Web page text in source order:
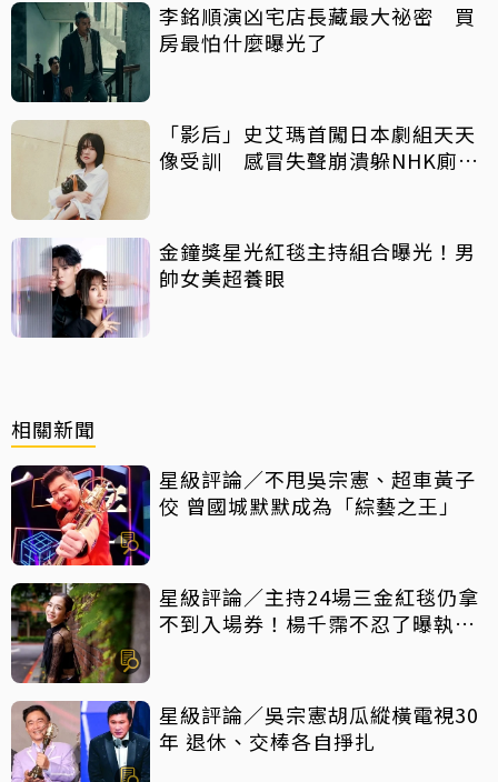
李銘順演凶宅店長藏最大祕密 買
房最怕什麼曝光了
「影后」史艾瑪首闖日本劇組天天
像受訓 感冒失聲崩潰躲NHK廁所
金鐘獎星光紅毯主持組合曝光！男
帥女美超養眼
相關新聞
星級評論／不甩吳宗憲、超車黃子
佼 曾國城默默成為「綜藝之王」
星級評論／主持24場三金紅毯仍拿
不到入場券！楊千霈不忍了曝執委
星級評論／吳宗憲胡瓜縱橫電視30
年 退休、交棒各自掙扎